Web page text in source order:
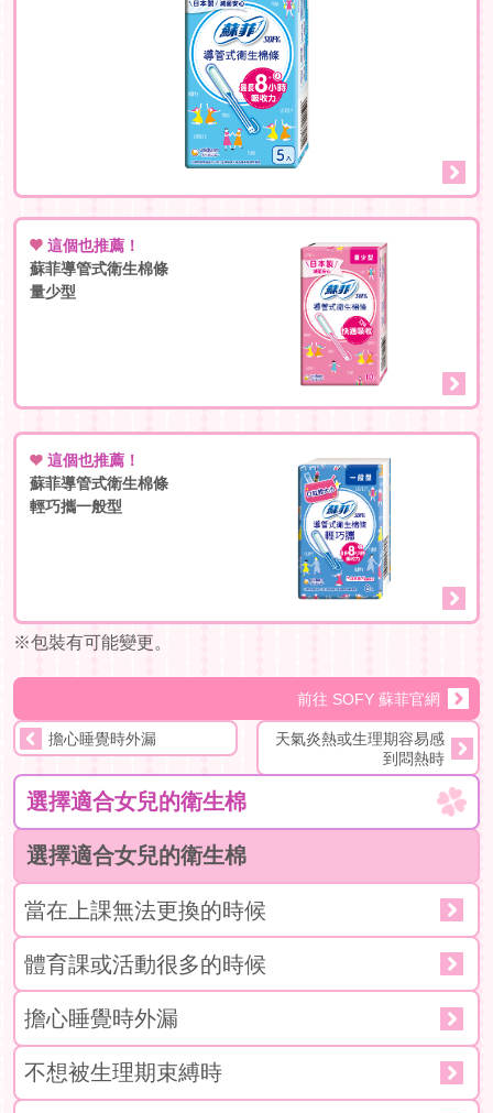
給女孩的
給父母的
給學生的
這個也推薦！
蘇菲導管式衛生棉條
量少型
這個也推薦！
蘇菲導管式衛生棉條
輕巧攜一般型
※包裝有可能變更。
前往 SOFY 蘇菲官網
擔心睡覺時外漏
天氣炎熱或生理期容易感
到悶熱時
選擇適合女兒的衛生棉
選擇適合女兒的衛生棉
當在上課無法更換的時候
體育課或活動很多的時候
擔心睡覺時外漏
不想被生理期束縛時